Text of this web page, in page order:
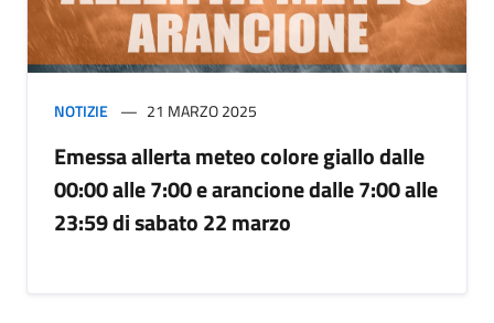
NOTIZIE 21 MARZO 2025
Emessa allerta meteo colore giallo dalle
00:00 alle 7:00 e arancione dalle 7:00 alle
23:59 di sabato 22 marzo